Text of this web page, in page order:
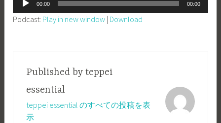
EMBED
声
プ
00:00 00:00
Podcast: Play in new window | Download
Published by teppei
essential
teppei essential のすべての投稿を表
示